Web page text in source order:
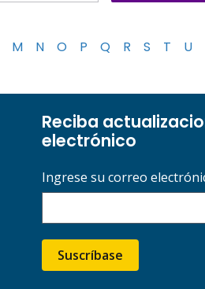
M N O P Q R S T U
Reciba
electrónico
Ingrese su correo
Suscríbase